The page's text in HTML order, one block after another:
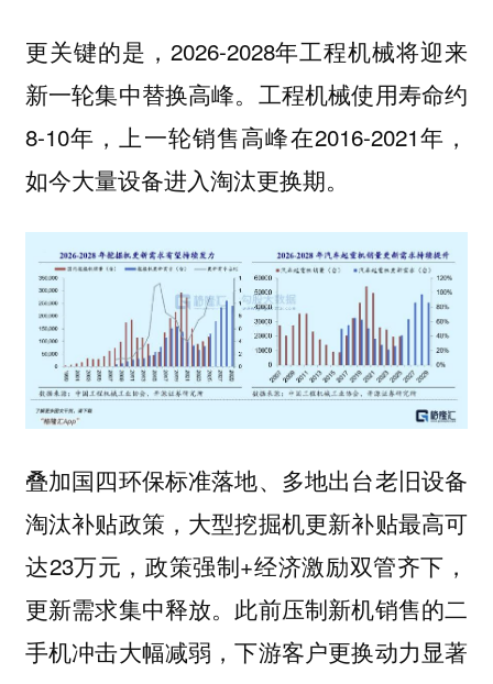
更关键的是，2026-2028年工程机械将迎来
新一轮集中替换高峰。工程机械使用寿命约
8-10年，上一轮销售高峰在2016-2021年，
如今大量设备进入淘汰更换期。
叠加国四环保标准落地、多地出台老旧设备
淘汰补贴政策，大型挖掘机更新补贴最高可
达23万元，政策强制+经济激励双管齐下，
更新需求集中释放。此前压制新机销售的二
手机冲击大幅减弱，下游客户更换动力显著